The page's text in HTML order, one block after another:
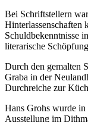
Bei Schriftstellern
Hinterlassenschaften
Schuldbekenntnisse
literarische
Durch den gemalten
Graba in der
Durchreiche zur
Hans Grohs wurde
Ausstellung im